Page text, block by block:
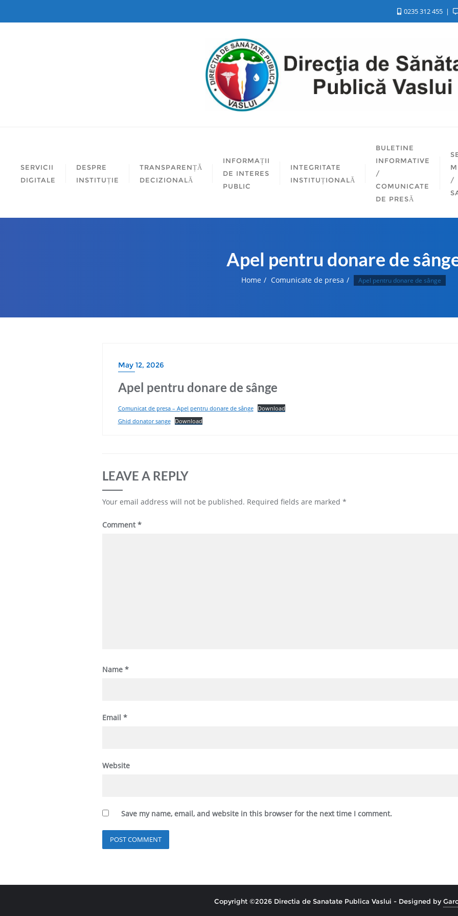
0235 312 455
SERVICII
DIGITALE
DESPRE
INSTITUȚIE
TRANSPARENȚĂ
DECIZIONALĂ
INFORMAȚII
DE INTERES
PUBLIC
INTEGRITATE
INSTITUȚIONALĂ
BULETINE
INFORMATIVE
/
COMUNICATE
DE PRESĂ
/
Apel pentru donare de
Home Comunicate de presa Apel pentru donare de sânge
May 12, 2026
Apel pentru donare de sânge
Comunicat de presa – Apel pentru donare de sânge
Download
Ghid donator sange
Download
LEAVE A REPLY
Your email address will not be published. Required fields are marked *
Comment*
Name *
Email *
Website
Save my name, email, and website in this browser for the next time I comment.
Copyright ©2026 Directia de Sanatate Publica Vaslui - Designed by